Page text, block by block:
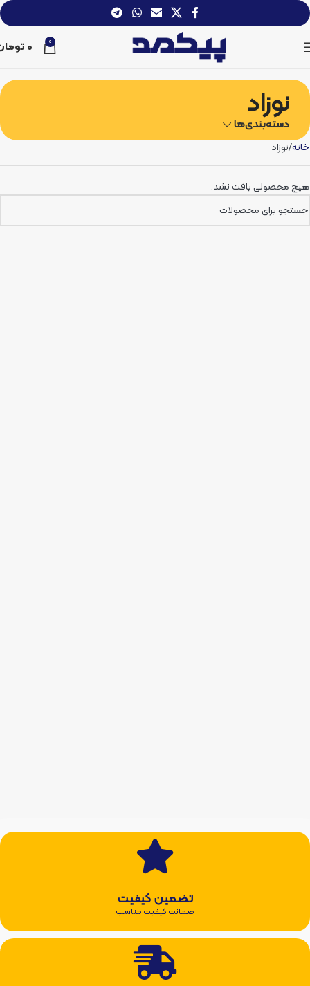
0
0
نوزاد
دسته‌بندی‌ها
خانه نوزاد
هیچ محصولی یافت نشد.
تضمین کیفیت
ضمانت کیفیت مناسب